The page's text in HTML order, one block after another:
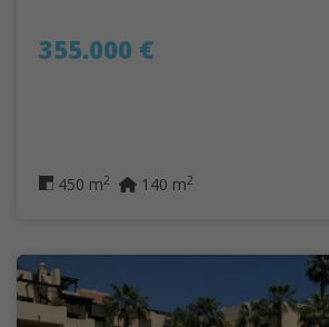
355.000 €
450 m2 140 m2